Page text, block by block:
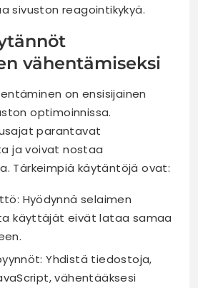
sivuston reagointikykyä.
vähentämiseksi
on ensisijainen
optimoinnissa.
parantavat
ja voivat nostaa
Tärkeimpiä käytäntöjä ovat:
Hyödynnä selaimen
käyttäjät eivät lataa samaa
Yhdistä tiedostoja,
vähentääksesi